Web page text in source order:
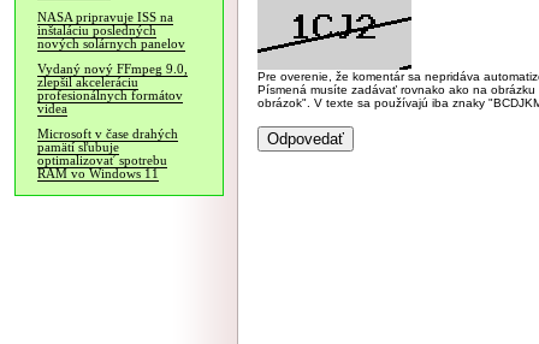
NASA pripravuje ISS na
inštaláciu posledných
nových solárnych panelov
Vydaný nový FFmpeg 9.0,
zlepšil akceleráciu
profesionálnych formátov
videa
Microsoft v čase drahých
pamätí sľubuje
optimalizovať spotrebu
RAM vo Windows 11
Pre overenie, že komentár sa nepridáva
Písmená musíte zadávať rovnako ako na
obrázok". V texte sa používajú iba znaky